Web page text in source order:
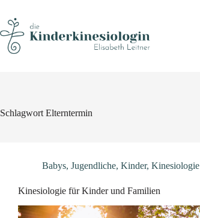
content
Schlagwort Elterntermin
Babys, Jugendliche, Kinder, Kinesiologie
Kinesiologie für Kinder und Familien